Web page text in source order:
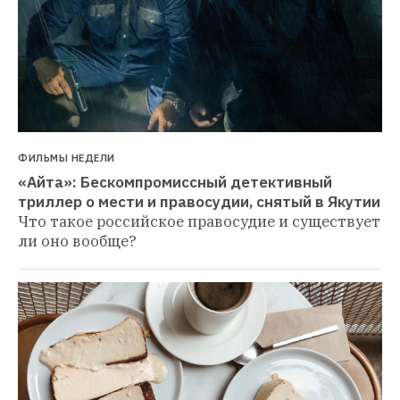
ФИЛЬМЫ НЕДЕЛИ
«Айта»: Бескомпромиссный детективный
триллер о мести и правосудии, снятый в Якутии
Что такое российское правосудие и существует
ли оно вообще?